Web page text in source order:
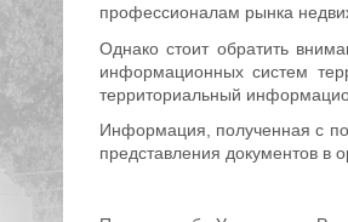
профессионалам рынка
Однако стоит обратить
информационных систем
территориальный
Информация, полученная с
представления документов в